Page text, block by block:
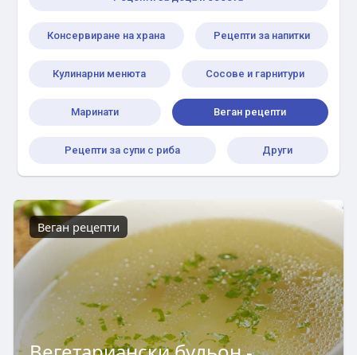
Консервиране на храна Рецепти за напитки
Кулинарни менюта Сосове и гарнитури
Маринати Веган рецепти
Рецепти за супи с риба Други
Веган рецепти